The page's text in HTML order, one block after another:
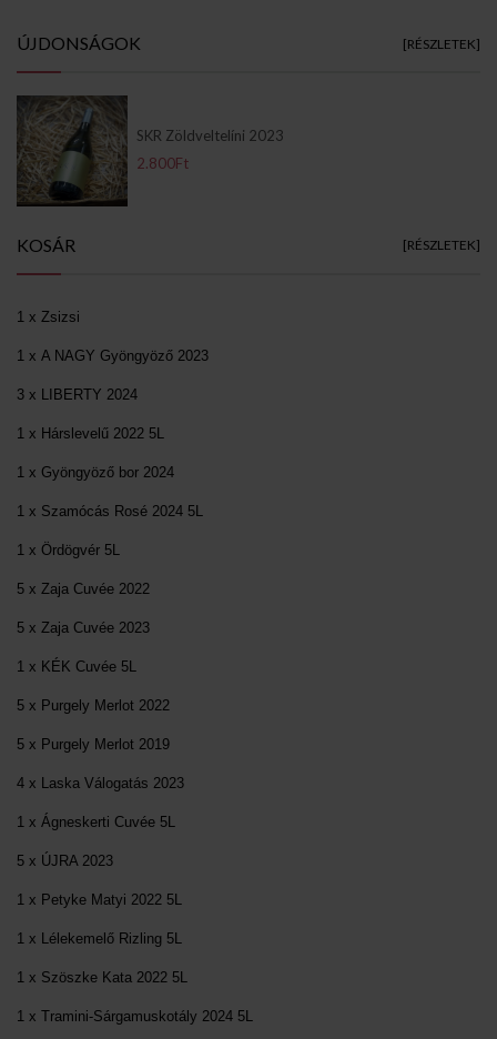
ÚJDONSÁGOK [RÉSZLETEK]
SKR Zöldveltelíni 2023
2.800Ft
KOSÁR [RÉSZLETEK]
1 x Zsizsi
1 x A NAGY Gyöngyöző 2023
3 x LIBERTY 2024
1 x Hárslevelű 2022 5L
1 x Gyöngyöző bor 2024
1 x Szamócás Rosé 2024 5L
1 x Ördögvér 5L
5 x Zaja Cuvée 2022
5 x Zaja Cuvée 2023
1 x KÉK Cuvée 5L
5 x Purgely Merlot 2022
5 x Purgely Merlot 2019
4 x Laska Válogatás 2023
1 x Ágneskerti Cuvée 5L
5 x ÚJRA 2023
1 x Petyke Matyi 2022 5L
1 x Lélekemelő Rizling 5L
1 x Szöszke Kata 2022 5L
1 x Tramini-Sárgamuskotály 2024 5L